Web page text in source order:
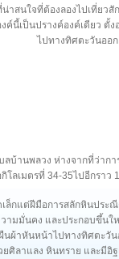
าสนใจที่ต้องลองไปเที่ยว
นี้เป็นปรางค์องค์เดียว
ไปทางทิศตะวันออก
บ้านพลวง ห่างจากที่ว่ากา
ลเมตรที่ 34-35ไปอีกราว
ล็กแต่ฝีมือการสลักหินประ
ามมั่นคง และประกอบขึ้น
ผ้าหันหน้าไปทางทิศตะวั
ศิลาแลง หินทราย และมีอิ